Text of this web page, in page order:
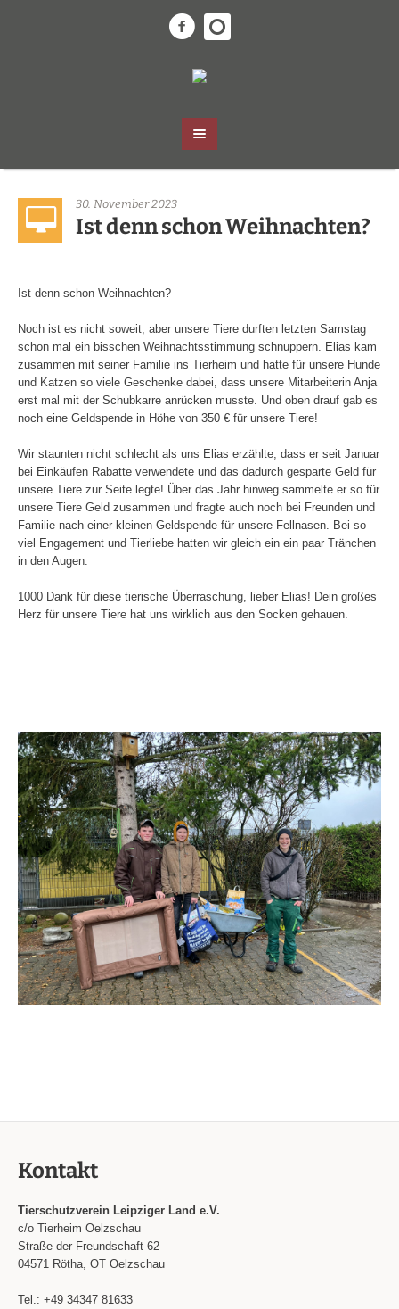
30. November 2023
Ist denn schon Weihnachten?
Ist denn schon Weihnachten?
Noch ist es nicht soweit, aber unsere Tiere durften letzten Samstag
schon mal ein bisschen Weihnachtsstimmung schnuppern. Elias kam
zusammen mit seiner Familie ins Tierheim und hatte für unsere Hunde
und Katzen so viele Geschenke dabei, dass unsere Mitarbeiterin Anja
erst mal mit der Schubkarre anrücken musste. Und oben drauf gab es
noch eine Geldspende in Höhe von 350 € für unsere Tiere!
Wir staunten nicht schlecht als uns Elias erzählte, dass er seit Januar
bei Einkäufen Rabatte verwendete und das dadurch gesparte Geld für
unsere Tiere zur Seite legte! Über das Jahr hinweg sammelte er so für
unsere Tiere Geld zusammen und fragte auch noch bei Freunden und
Familie nach einer kleinen Geldspende für unsere Fellnasen. Bei so
viel Engagement und Tierliebe hatten wir gleich ein ein paar Tränchen
in den Augen.
1000 Dank für diese tierische Überraschung, lieber Elias! Dein großes
Herz für unsere Tiere hat uns wirklich aus den Socken gehauen.
Kontakt
Tierschutzverein Leipziger Land e.V.
c/o Tierheim Oelzschau
Straße der Freundschaft 62
04571 Rötha, OT Oelzschau
Tel.: +49 34347 81633